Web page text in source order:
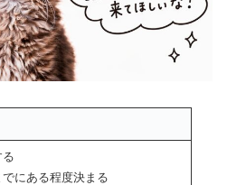
にある程度決まる